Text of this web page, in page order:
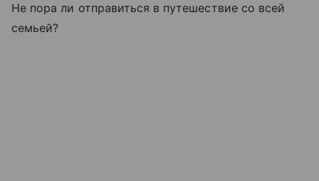
Не пора ли отправиться в путешествие со всей
семьей?